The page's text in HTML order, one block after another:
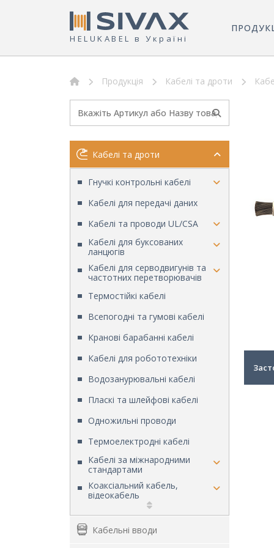
HELUKABEL в Україні
Продукція Кабелі та дроти
Кабелі та дроти
Гнучкі контрольні кабелі
Кабелі для передачі даних
Кабелі та проводи UL/CSA
Кабелі для буксованих
ланцюгів
Кабелі для серводвигунів та
частотних перетворювачів
Термостійкі кабелі
Всепогодні та гумові кабелі
Кранові барабанні кабелі
Кабелі для робототехніки
Водозанурювальні кабелі
Пласкі та шлейфові кабелі
Одножильні проводи
Термоелектродні кабелі
Кабелі за міжнародними
стандартами
Коаксіальний кабель,
відеокабель
Інсталяційні кабелі
Кабелі пожежної сигналізації та
Кабельні вводи